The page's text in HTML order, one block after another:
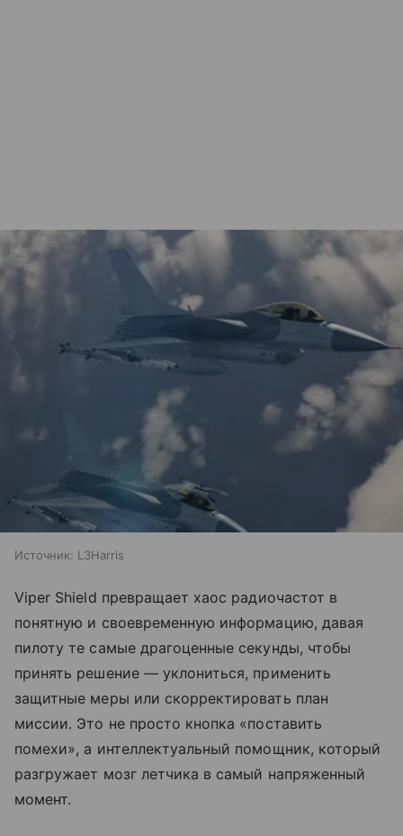
Источник: L3Harris
Viper Shield превращает хаос радиочастот в
понятную и своевременную информацию, давая
пилоту те самые драгоценные секунды, чтобы
принять решение — уклониться, применить
защитные меры или скорректировать план
миссии. Это не просто кнопка «поставить
помехи», а интеллектуальный помощник, который
разгружает мозг летчика в самый напряженный
момент.